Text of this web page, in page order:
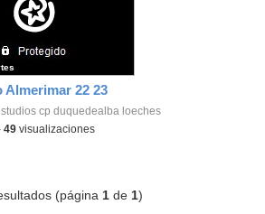
Almerimar 22 23
cp duquedealba loeches
49 visualizaciones
(página 1 de 1)